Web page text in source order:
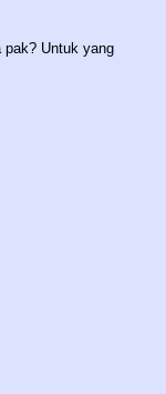
pak? Untuk yang